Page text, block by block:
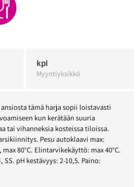
kpl
Myyntiyksikkö
tämä harja sopii loistavasti
kun kerätään suuria
tai vihanneksia kosteissa tiloissa.
Pesu autoklaavi max:
max 80°C. Elintarvikekäyttö: max 40°C.
SS. pH kestävyys: 2-10,5. Paino: